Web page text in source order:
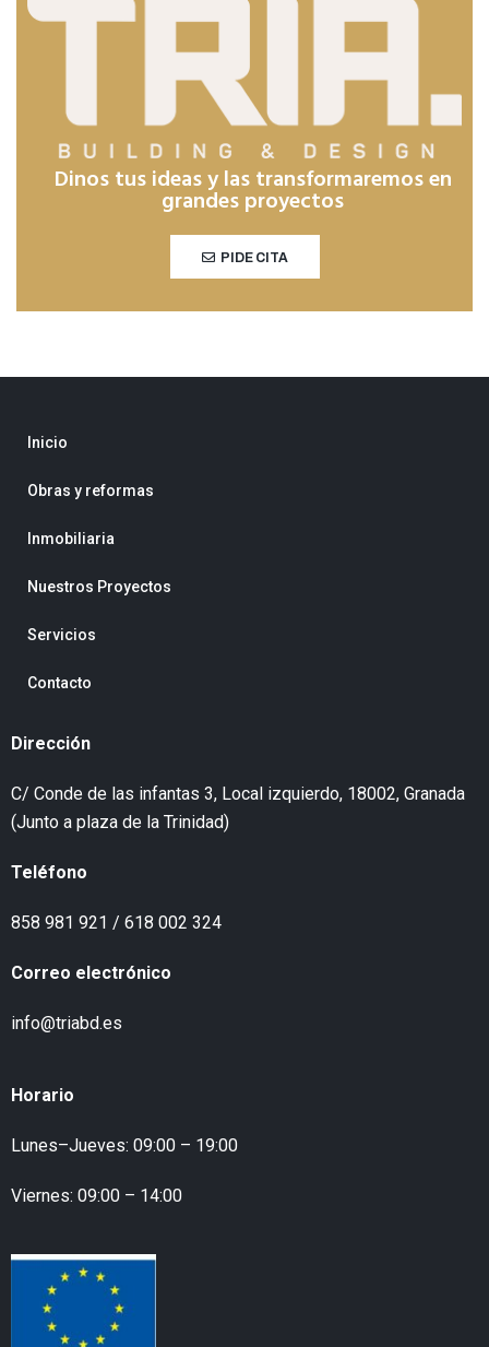
Dinos tus ideas y las transformaremos en
grandes proyectos
PIDE CITA
Inicio
Obras y reformas
Inmobiliaria
Nuestros Proyectos
Servicios
Contacto
Dirección
C/ Conde de las infantas 3, Local izquierdo, 18002, Granada
(Junto a plaza de la Trinidad)
Teléfono
858 981 921 / 618 002 324
Correo electrónico
info@triabd.es
Horario
Lunes–Jueves: 09:00 – 19:00
Viernes: 09:00 – 14:00